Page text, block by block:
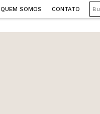
QUEM SOMOS CONTATO